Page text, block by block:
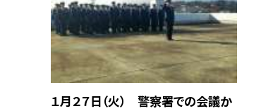
１月２７日（火） 警察署での会議か